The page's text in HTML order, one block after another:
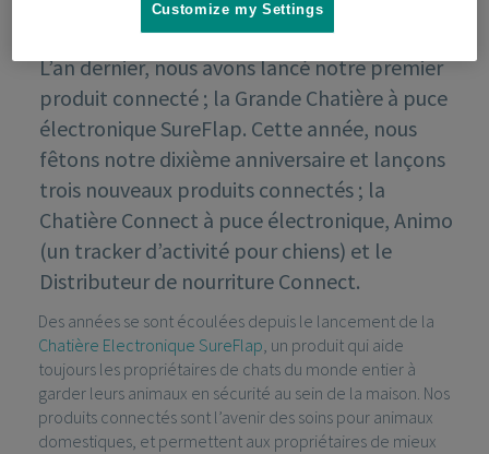
L’an dernier, nous avons lancé notre premier
produit connecté ; la Grande Chatière à puce
électronique SureFlap. Cette année, nous
fêtons notre dixième anniversaire et lançons
trois nouveaux produits connectés ; la
Chatière Connect à puce électronique, Animo
(un tracker d’activité pour chiens) et le
Distributeur de nourriture Connect.
Des années se sont écoulées depuis le lancement de la
Chatière Electronique SureFlap, un produit qui aide
toujours les propriétaires de chats du monde entier à
garder leurs animaux en sécurité au sein de la maison. Nos
produits connectés sont l’avenir des soins pour animaux
domestiques, et permettent aux propriétaires de mieux
Customize my Settings